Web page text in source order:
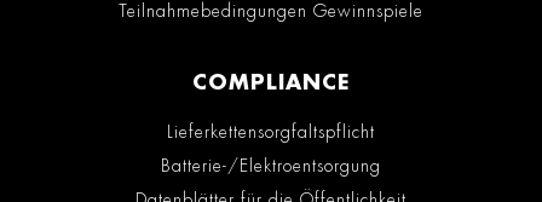
Teilnahmebedingungen Gewinnspiele
COMPLIANCE
Lieferkettensorgfaltspflicht
Batterie-/Elektroentsorgung